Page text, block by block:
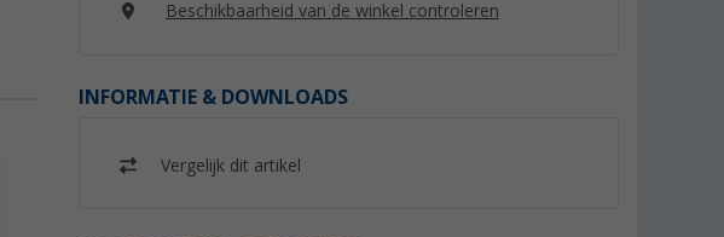
Beschikbaarheid van de winkel controleren
INFORMATIE & DOWNLOADS
Vergelijk dit artikel